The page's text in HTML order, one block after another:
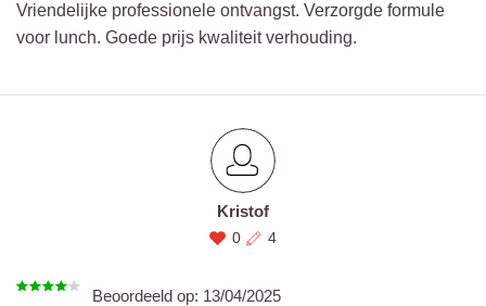
Vriendelijke professionele ontvangst. Verzorgde formule
voor lunch. Goede prijs kwaliteit verhouding.
Kristof
0 4
Beoordeeld op: 13/04/2025